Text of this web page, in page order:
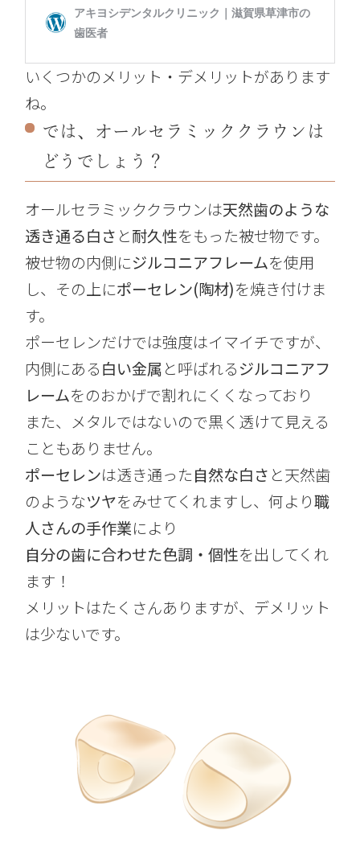
いくつかのメリット・デメリットがあります
ね。
では、オールセラミッククラウンは
どうでしょう？
オールセラミッククラウンは天然歯のような
透き通る白さ と耐久性をもった被せ物です。
被せ物の内側にジルコニアフレームを使用
し、その上にポーセレン(陶材)を焼き付けま
す。
ポーセレンだけでは強度はイマイチですが、
内側にある白い金属と呼ばれるジルコニアフ
レームをのおかげで割れにくくなっており
また、メタルではないので黒く透けて見える
こともありません。
ポーセレンは透き通った自然な白さ と天然歯
のようなツヤをみせてくれますし、何より職
人さんの手作業により
自分の歯に合わせた色調・個性を出してくれ
ます！
メリットはたくさんありますが、デメリット
は少ないです。